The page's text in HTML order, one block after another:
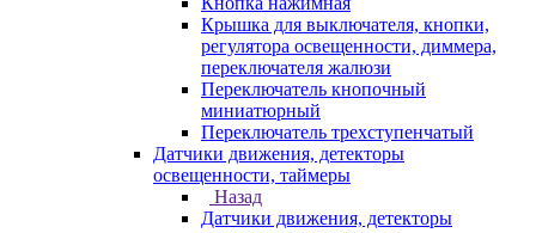
Крышка для выключателя, кнопки,
регулятора освещенности, диммера,
переключателя жалюзи
Переключатель кнопочный
миниатюрный
Переключатель трехступенчатый
Датчики движения, детекторы
освещенности, таймеры
Назад
Датчики движения, детекторы